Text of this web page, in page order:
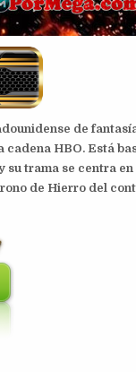
de
HBO. Está
su trama se centra en
de Hierro del